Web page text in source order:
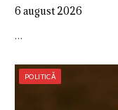
6 august 2026
…
POLITICĂ